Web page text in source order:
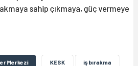
sahip çıkmaya, güç vermeye
Merkezi KESK iş bırakma